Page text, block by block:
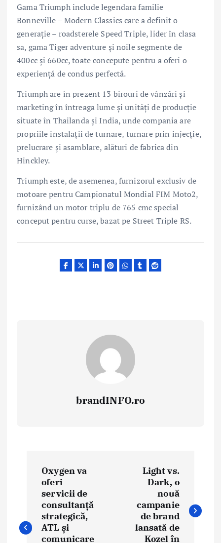
Gama Triumph include legendara familie
Bonneville – Modern Classics care a definit o
generație – roadsterele Speed Triple, lider în clasa
sa, gama Tiger adventure și noile segmente de
400cc și 660cc, toate concepute pentru a oferi o
experiență de condus perfectă.
Triumph are în prezent 13 birouri de vânzări și
marketing în întreaga lume și unități de producție
situate în Thailanda și India, unde compania are
propriile instalații de turnare, turnare prin injecție,
prelucrare și asamblare, alături de fabrica din
Hinckley.
Triumph este, de asemenea, furnizorul exclusiv de
motoare pentru Campionatul Mondial FIM Moto2,
furnizând un motor triplu de 765 cmc special
conceput pentru curse, bazat pe Street Triple RS.
brandINFO.ro
i
Oxygen va
oferi
servicii de
consultanță
strategică,
ATL și
comunicare
Light vs.
Dark, o
nouă
campanie
de brand
lansată de
Kozel în